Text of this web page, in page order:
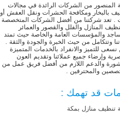
المنصور من الشركات الرائدة في مجالات
بالبخار ومكافحة الحشرات ونقل العفش أو
. تعد شركتنا من أفضل الشركات المتخصصة
المنازل والفلل والقصور والعمائر
والمؤسسات العامة والخاصة حيث تمتد
وتتكامل من حيث الخبرة والجودة والثقة .
للتميز والانفراد بالخدمات المتميزة
وإرضاء جميع عملائنا وتقديم العون
والدعم اللازم من أفضل فريق عمل من
والمحترفين .
قد تهمك :
تنظيف منازل بمكة